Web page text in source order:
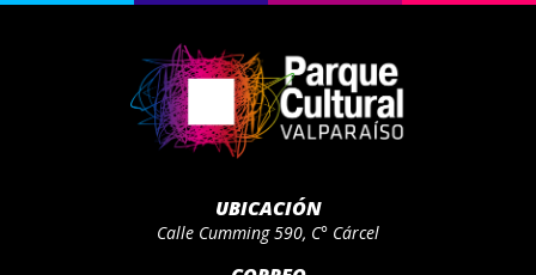
UBICACIÓN
Calle Cumming 590, C° Cárcel